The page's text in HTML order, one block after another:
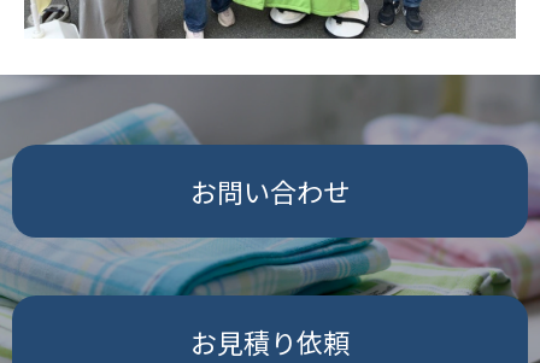
お問い合わせ
お見積り依頼